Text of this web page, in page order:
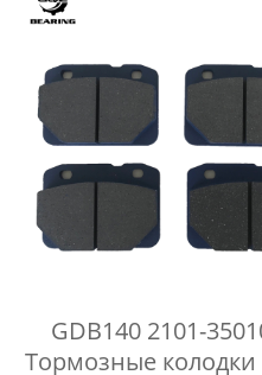
GDB140 2101-
Тормозные колодки